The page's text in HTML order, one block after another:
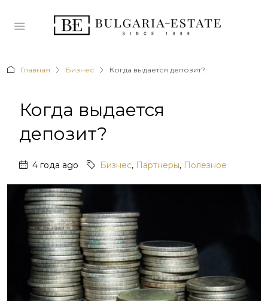
Главная Бизнес Когда выдается депозит?
Когда выдается
депозит?
4 года ago Бизнес, Партнеры, Полезное